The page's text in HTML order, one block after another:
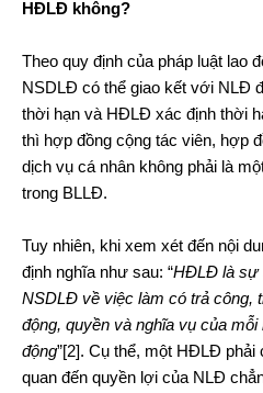
HĐLĐ không?
Theo quy định của pháp luật lao
NSDLĐ có thể giao kết với NLĐ
thời hạn và HĐLĐ xác định thời
thì hợp đồng cộng tác viên, hợp
dịch vụ cá nhân không phải là
trong BLLĐ.
Tuy nhiên, khi xem xét đến nội
định nghĩa như sau: “HĐLĐ là sự
NSDLĐ về việc làm có trả công,
động, quyền và nghĩa vụ của mỗi
động”[2]. Cụ thể, một HĐLĐ phải
quan đến quyền lợi của NLĐ